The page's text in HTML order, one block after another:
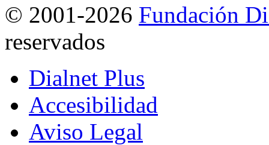
© 2001-2026 Fundación
reservados
Dialnet Plus
Accesibilidad
Aviso Legal